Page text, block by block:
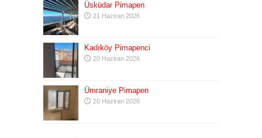
Üsküdar Pimapen
21 Haziran 2026
Kadıköy Pimapenci
20 Haziran 2026
Ümraniye Pimapen
20 Haziran 2026